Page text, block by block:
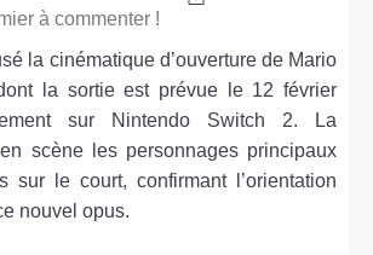
à commenter !
la cinématique d’ouverture de Mario
la sortie est prévue le 12 février
sur Nintendo Switch 2. La
scène les personnages principaux
sur le court, confirmant l’orientation
nouvel opus.